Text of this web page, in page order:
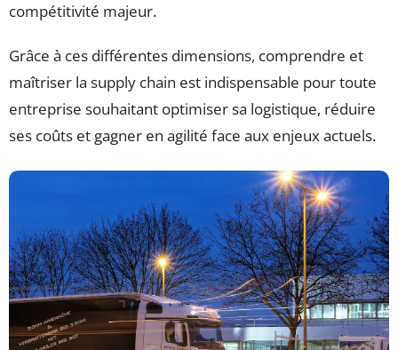
compétitivité majeur.
Grâce à ces différentes dimensions, comprendre et
maîtriser la supply chain est indispensable pour toute
entreprise souhaitant optimiser sa logistique, réduire
ses coûts et gagner en agilité face aux enjeux actuels.